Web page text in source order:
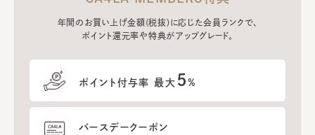
年間のお買い上げ金額(税抜)に応じた会員ランクで、
ポイント還元率や特典がアップグレード。
ポイント付与率 最大 5%
バースデークーポン